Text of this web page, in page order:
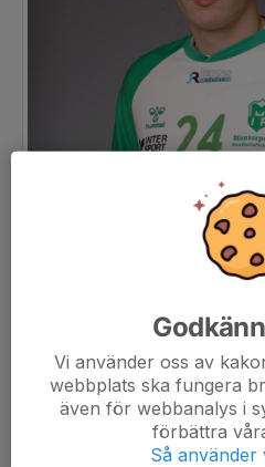
Vi använder oss av
webbplats ska fungera
även för webbanalys i
förbättra
Så använder